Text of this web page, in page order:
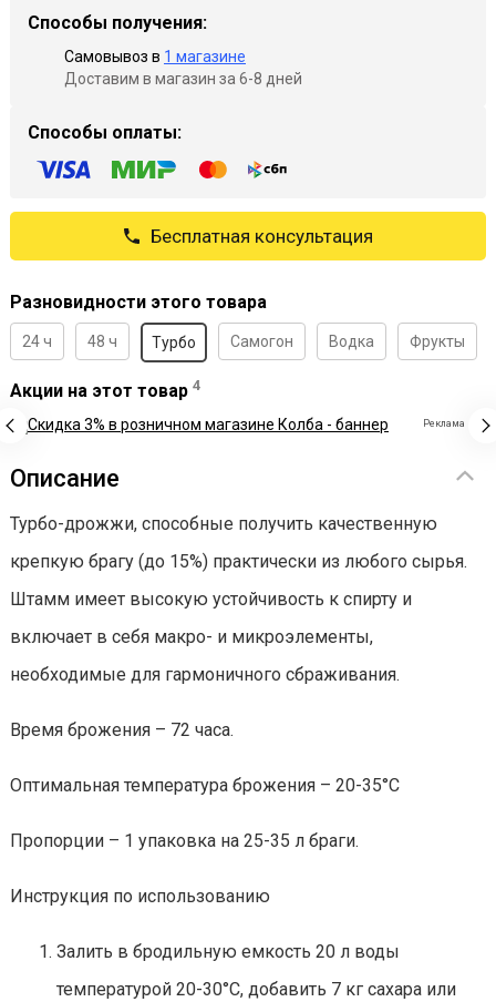
Способы получения:
Самовывоз в 1 магазине
Доставим в магазин за 6-8 дней
Способы оплаты:
Бесплатная консультация
Разновидности этого товара
24 ч 48 ч Турбо Самогон Водка Фрукты
Акции на этот товар 4
Реклама
Описание
Турбо-дрожжи, способные получить качественную
крепкую брагу (до 15%) практически из любого сырья.
Штамм имеет высокую устойчивость к спирту и
включает в себя макро- и микроэлементы,
необходимые для гармоничного сбраживания.
Время брожения – 72 часа.
Оптимальная температура брожения – 20-35°С
Пропорции – 1 упаковка на 25-35 л браги.
Инструкция по использованию
Залить в бродильную емкость 20 л воды
температурой 20-30°С, добавить 7 кг сахара или